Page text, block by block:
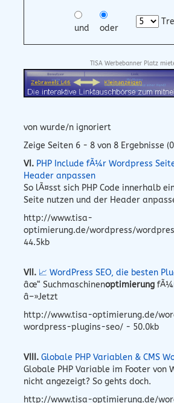
und oder
TISA Werbebanner Platz
von wurde/n ignoriert
Zeige Seiten 6 - 8 von 8 Ergebnisse
VI. PHP Include fÃ¼r Wordpress
Header anpassen
So lÃ¤sst sich PHP Code innerhalb
Seite nutzen und der Header
http://www.tisa-
optimierung.de/wordpress/
44.5kb
VII. 📈 WordPress SEO, die besten
âœ“ Suchmaschinenoptimierung
â–»Jetzt
http://www.tisa-optimierung.de/
wordpress-plugins-seo/ - 50.0kb
VIII. Globale PHP Variablen & CMS
Globale PHP Variable im Footer von
nicht angezeigt? So gehts doch.
http://www.tisa-optimierung.de/